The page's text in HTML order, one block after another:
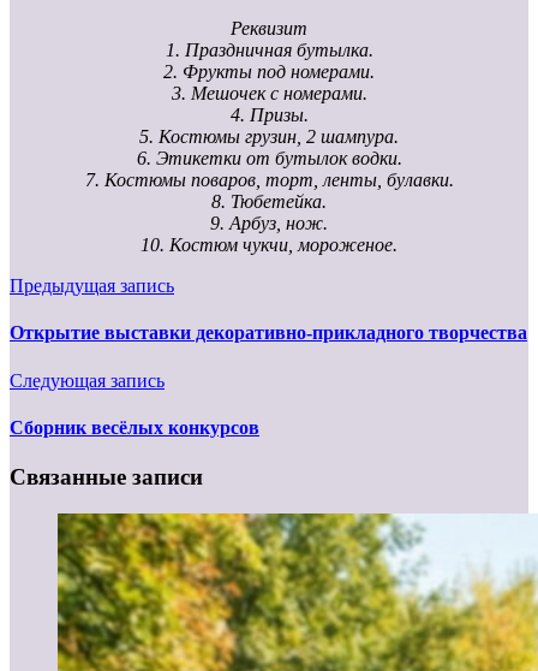
Реквизит
1. Праздничная бутылка.
2. Фрукты под номерами.
3. Мешочек с номерами.
4. Призы.
5. Костюмы грузин, 2 шампура.
6. Этикетки от бутылок водки.
7. Костюмы поваров, торт, ленты, булавки.
8. Тюбетейка.
9. Арбуз, нож.
10. Костюм чукчи, мороженое.
Предыдущая запись
Открытие выставки декоративно-прикладного творчества
Следующая запись
Сборник весёлых конкурсов
Связанные записи